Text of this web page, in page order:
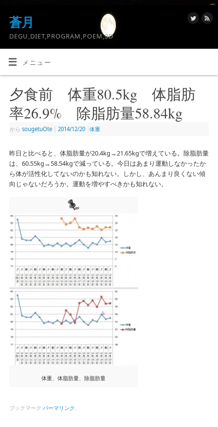
蒼月
DEGU,DIET,PROGRAM,POEM,3D
メニュー
夕食前 体重80.5kg 体脂肪
率26.9% 除脂肪量58.84kg
から sougetuOte 2014/12/20 体重
昨日と比べると、体脂肪量が20.4kg→21.65kgで増えている。除脂肪量
は、60.55kg→58.54kgで減っている。今日はあまり運動しなかったか
ら体が活性化してないのかも知れない。しかし、あんまり良くない傾
向じゃないだろうか。運動を増やすべきかも知れない。
体重、体脂肪量、除脂肪量
ブックマーク パーマリンク .